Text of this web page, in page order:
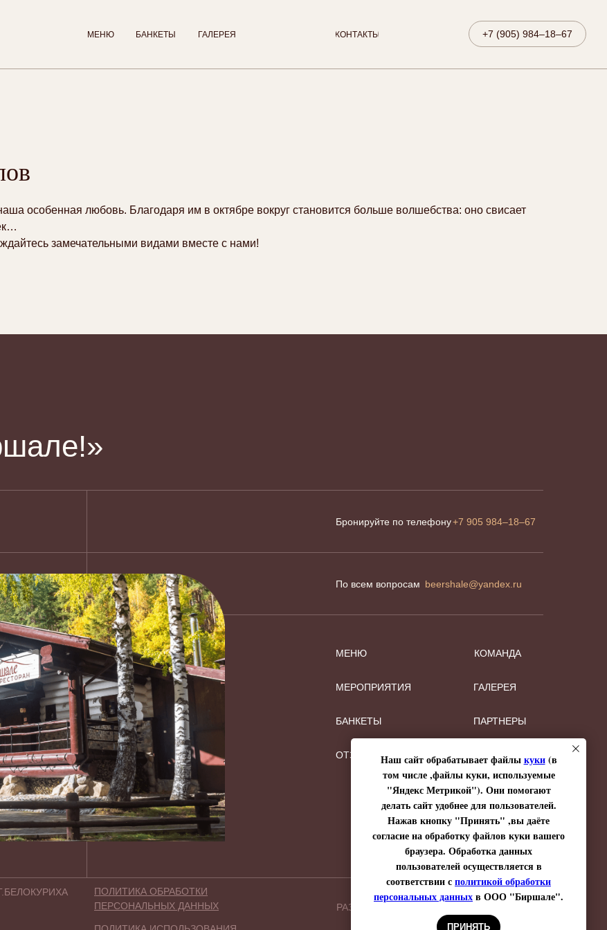
+7 (905) 984–18–67
МЕНЮ БАНКЕТЫ ГАЛЕРЕЯ КОНТАКТЫ
особенная любовь. Благодаря им в октябре вокруг становится больше волшебства: оно свисает
замечательными видами вместе с нами!
Бронируйте по телефону
По всем вопросам
ПОЛИТИКА ОБРАБОТКИ
ПЕРСОНАЛЬНЫХ ДАННЫХ
РАЗРАБОТКА САЙТА
+7 905 984–18–67
beershale@yandex.ru
МЕНЮ
БАНКЕТЫ
ОТЗЫВЫ
КОМАНДА
ГАЛЕРЕЯ
ПАРТНЕРЫ
МЕРОПРИЯТИЯ
Наш сайт обрабатывает файлыкуки(в
том числе ,файлы куки, используемые
"Яндекс Метрикой"). Они помогают
делать сайт удобнее для пользователей.
Нажав кнопку "Принять" ,вы даёте
согласие на обработку файлов куки вашего
браузера. Обработка данных
пользователей осуществляется в
соответствии сполитикой обработки
персональных данныхв ООО "Биршале".
ПРИНЯТЬ